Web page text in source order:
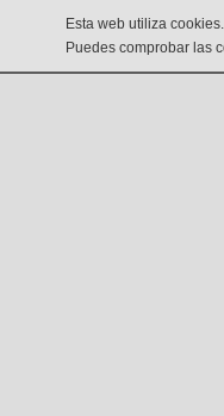
Esta web utiliza cookies.
Puedes comprobar las